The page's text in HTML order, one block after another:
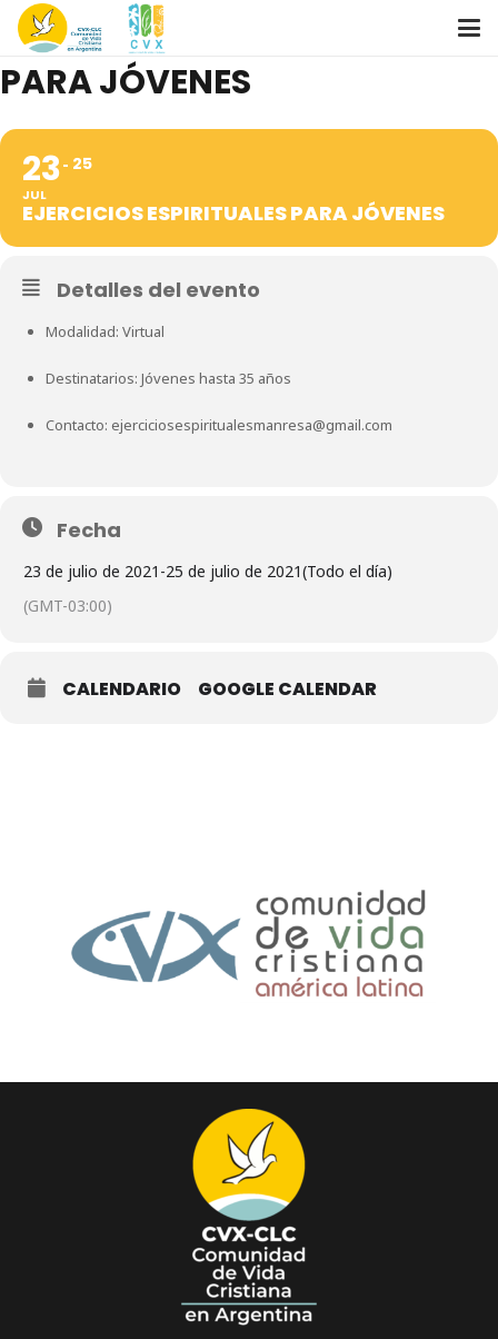
EJERCICIOS ESPIRITUALES
PARA JÓVENES
23
JUL
25
EJERCICIOS ESPIRITUALES PARA JÓVENES
Detalles del evento
Modalidad: Virtual
Destinatarios: Jóvenes hasta 35 años
Contacto: ejerciciosespiritualesmanresa@gmail.com
Fecha
23 de julio de 2021 -25 de julio de 2021(Todo el día)
(GMT-03:00)
CALENDARIO GOOGLE CALENDAR